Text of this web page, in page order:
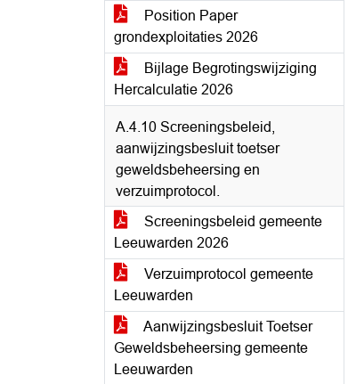
Position Paper
grondexploitaties 2026
Bijlage Begrotingswijziging
Hercalculatie 2026
A.4.10 Screeningsbeleid,
aanwijzingsbesluit toetser
geweldsbeheersing en
verzuimprotocol.
Screeningsbeleid gemeente
Leeuwarden 2026
Verzuimprotocol gemeente
Leeuwarden
Aanwijzingsbesluit Toetser
Geweldsbeheersing gemeente
Leeuwarden